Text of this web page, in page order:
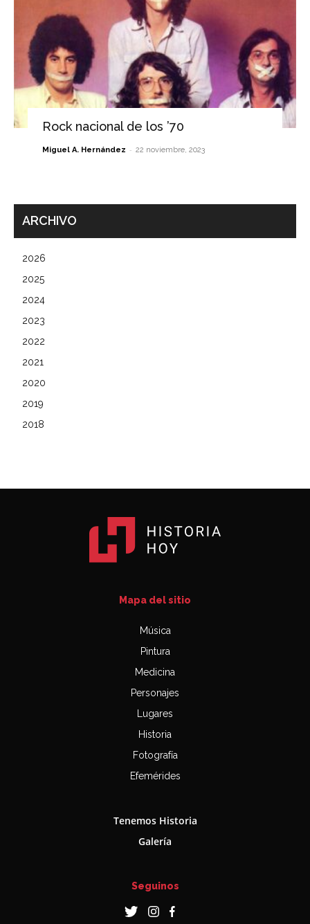
Rock nacional de los ’70
Miguel A. Hernández - 22 noviembre, 2023
ARCHIVO
2026
2025
2024
2023
2022
2021
2020
2019
2018
Mapa del sitio
Música
Pintura
Medicina
Personajes
Lugares
Historia
Fotografía
Efemérides
Tenemos Historia
Galería
Seguinos